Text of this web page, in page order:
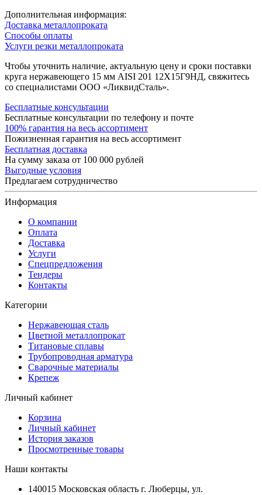
Дополнительная информация:
Доставка металлопроката
Способы оплаты
Услуги резки металлопроката
Чтобы уточнить наличие, актуальную цену и сроки поставки
круга нержавеющего 15 мм AISI 201 12Х15Г9НД, свяжитесь
со специалистами ООО «ЛиквидСталь».
Бесплатные консультации
Бесплатные консультации по телефону и почте
100% гарантия на весь ассортимент
Пожизненная гарантия на весь ассортимент
Бесплатная доставка
На сумму заказа от 100 000 рублей
Выгодные условия
Предлагаем сотрудничество
Информация
О компании
Оплата
Доставка
Услуги
Спецпредложения
Тендеры
Контакты
Категории
Нержавеющая сталь
Цветной металлопрокат
Титановые сплавы
Трубопроводная арматура
Сварочные материалы
Крепеж
Личный кабинет
Корзина
Личный кабинет
История заказов
Просмотренные товары
Наши контакты
140015 Московская область г. Люберцы, ул.